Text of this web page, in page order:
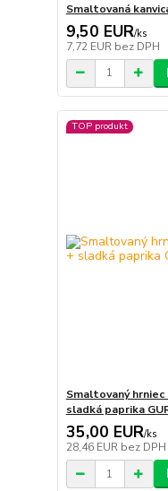
Smaltovaná
9,50 EUR/ks
7,72 EUR bez DPH
TOP produkt
Smaltovaný hrniec
sladká paprika
35,00 EUR/ks
28,46 EUR bez DPH